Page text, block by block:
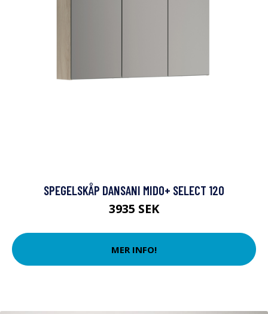
SPEGELSKÅP DANSANI MIDO+ SELECT 120
3935 SEK
MER INFO!